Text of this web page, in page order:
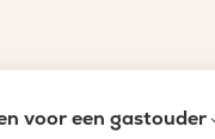
voor een gastouder